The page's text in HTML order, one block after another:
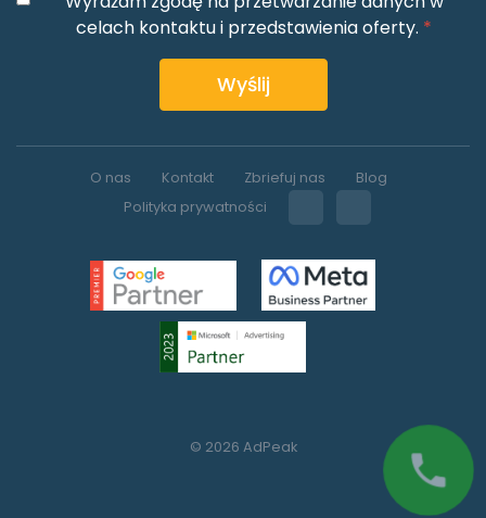
celach kontaktu i przedstawienia oferty. *
Wyślij
O nas Kontakt Zbriefuj nas
Blog
Polityka prywatności
© 2026 AdPeak